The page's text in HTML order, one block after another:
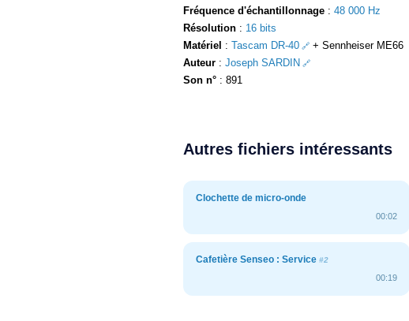
Fréquence d'échantillonnage : 48 000 Hz
Résolution : 16 bits
Matériel : Tascam DR-40
+ Sennheiser ME66
Auteur : Joseph SARDIN
Son n° : 891
Autres fichiers intéressants
Clochette de micro-onde
00:02
Cafetière Senseo : Service #2
00:19